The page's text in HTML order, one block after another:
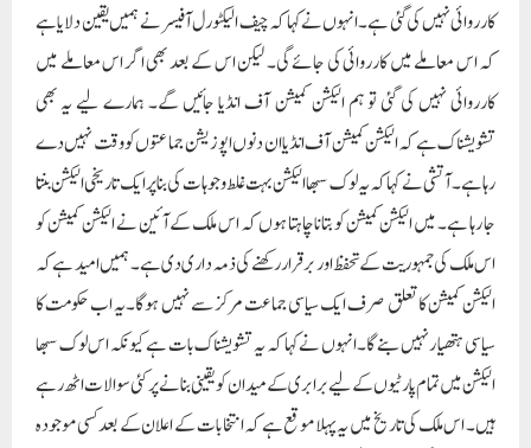
کارروائی نہیں کی گئی ہے۔انہوں نے کہا کہ چیف الیکٹورل آفیسر نے ہمیں یقین دلایا ہے
کہ اس معاملے میں کارروائی کی جائے گی۔ لیکن اس کے بعد بھی اگر اس معاملے میں
کارروائی نہیں کی گئی تو ہم الیکشن کمیشن آف انڈیا جائیں گے۔ ہمارے لیے یہ بھی
تشویشناک ہے کہ الیکشن کمیشن آف انڈیا ان دنوں اپوزیشن جماعتوں کو وقت نہیں دے
رہا ہے۔آتشی نے کہا کہ یہ لوک سبھا الیکشن بہت غلط وجوہات کی بنا پر ایک تاریخی الیکشن بنتا
جا رہا ہے۔ میں الیکشن کمیشن کو بتانا چاہتا ہوں کہ اس ملک کے آئین نے الیکشن کمیشن کو
اس ملک کی جمہوریت کے تحفظ اور برقرار رکھنے کی ذمہ داری دی ہے۔ ہمیں امید ہے کہ
الیکشن کمیشن کا تعلق صرف ایک سیاسی جماعت مرکز سے نہیں ہوگا۔یہ اب حکومت کا
سیاسی ہتھیار نہیں بنے گا۔انہوں نے کہا کہ یہ تشویشناک بات ہے کیونکہ اس لوک سبھا
الیکشن میں تمام پارٹیوں کے لیے برابری کے میدان کو یقینی بنانے پر کئی سوالات اٹھ رہے
ہیں۔ اس ملک کی تاریخ میں یہ پہلا موقع ہے کہ انتخابات کے اعلان کے بعد کسی موجودہ